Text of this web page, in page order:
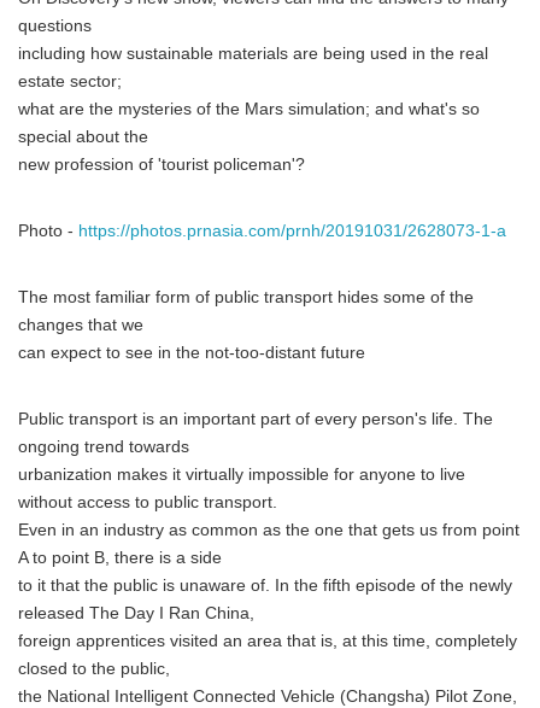
questions
including how sustainable materials are being used in the real
estate sector;
what are the mysteries of the Mars simulation; and what's so
special about the
new profession of 'tourist policeman'?
Photo - https://photos.prnasia.com/prnh/20191031/2628073-1-a
The most familiar form of public transport hides some of the
changes that we
can expect to see in the not-too-distant future
Public transport is an important part of every person's life. The
ongoing trend towards
urbanization makes it virtually impossible for anyone to live
without access to public transport.
Even in an industry as common as the one that gets us from point
A to point B, there is a side
to it that the public is unaware of. In the fifth episode of the newly
released The Day I Ran China,
foreign apprentices visited an area that is, at this time, completely
closed to the public,
the National Intelligent Connected Vehicle (Changsha) Pilot Zone,